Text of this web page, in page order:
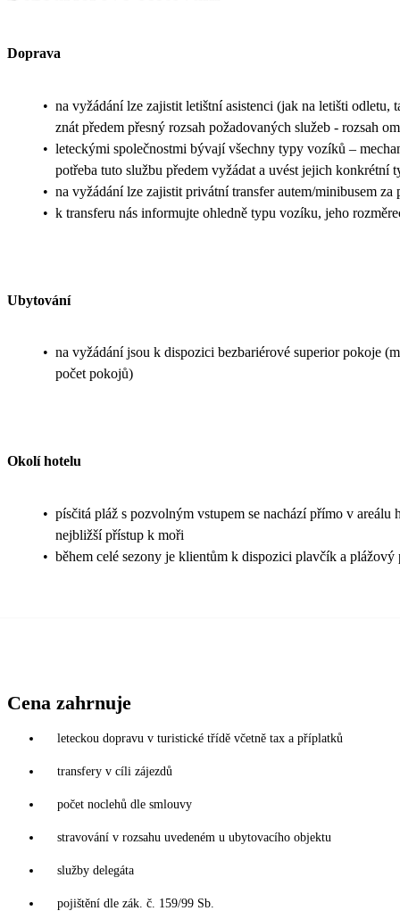
Doprava
• na vyžádání lze zajistit letištní asistenci (jak na letišti odletu,
znát předem přesný rozsah požadovaných služeb - rozsah
• leteckými společnostmi bývají všechny typy vozíků –
potřeba tuto službu předem vyžádat a uvést jejich konkrétní
• na vyžádání lze zajistit privátní transfer autem/minibusem
• k transferu nás informujte ohledně typu vozíku, jeho
Ubytování
• na vyžádání jsou k dispozici bezbariérové superior pokoje
počet pokojů)
Okolí hotelu
• písčitá pláž s pozvolným vstupem se nachází přímo v
nejbližší přístup k moři
• během celé sezony je klientům k dispozici plavčík a plážový
Cena zahrnuje
leteckou dopravu v turistické třídě včetně tax a příplatků
transfery v cíli zájezdů
počet noclehů dle smlouvy
stravování v rozsahu uvedeném u ubytovacího objektu
služby delegáta
pojištění dle zák. č. 159/99 Sb.